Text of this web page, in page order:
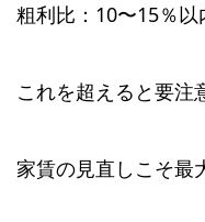
粗利比：10〜15％以
これを超えると要注
家賃の見直しこそ最